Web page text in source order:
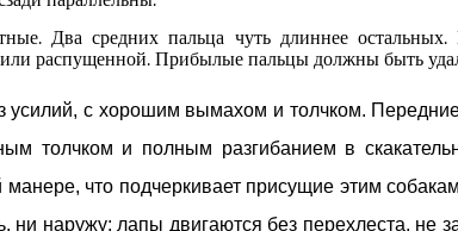
Два средних пальца чутьдлиннееостальных.
распущенной. Прибылые пальцы должны быть
усилий,с хорошим вымахом и толчком.
толчком и полным разгибанием в
манере, что подчеркивает присущие этим собакам
ни наружу; лапы двигаются без перехлеста, не